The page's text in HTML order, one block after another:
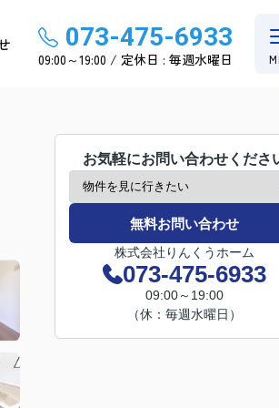
073-475-6933
09:00～19:00 / 定休日 : 毎週水曜日
お気軽にお問い合わせくださ
無料お問い合わせ
株式会社りんくうホーム
073-475-6933
09:00～19:00
（休：毎週水曜日）